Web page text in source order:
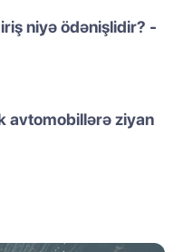
niyə ödənişlidir? -
avtomobillərə ziyan